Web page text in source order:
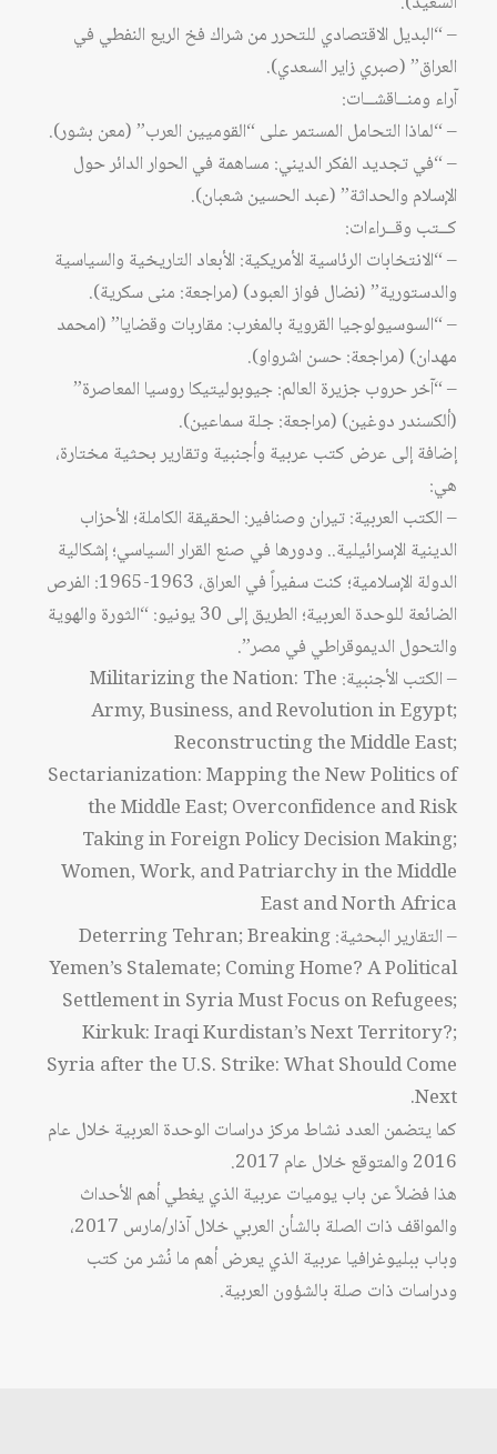
– “البديل الاقتصادي للتحرر من شراك فخ الريع النفطي في
العراق” (صبري زاير السعدي).
آراء ومنــاقشــات:
– “لماذا التحامل المستمر على “القوميين العرب” (معن بشور).
– “في تجديد الفكر الديني: مساهمة في الحوار الدائر حول
الإسلام والحداثة” (عبد الحسين شعبان).
كــتب وقــراءات:
– “الانتخابات الرئاسية الأمريكية: الأبعاد التاريخية والسياسية
والدستورية” (نضال فواز العبود) (مراجعة: منى سكرية).
– “السوسيولوجيا القروية بالمغرب: مقاربات وقضايا” (امحمد
مهدان) (مراجعة: حسن اشرواو).
– “آخر حروب جزيرة العالم: جيوبوليتيكا روسيا المعاصرة”
(ألكسندر دوغين) (مراجعة: جلة سماعين).
إضافة إلى عرض كتب عربية وأجنبية وتقارير بحثية مختارة،
هي:
– الكتب العربية: تيران وصنافير: الحقيقة الكاملة؛ الأحزاب
الدينية الإسرائيلية.. ودورها في صنع القرار السياسي؛ إشكالية
الدولة الإسلامية؛ كنت سفيراً في العراق، 1963-1965: الفرص
الضائعة للوحدة العربية؛ الطريق إلى 30 يونيو: “الثورة والهوية
والتحول الديموقراطي في مصر”.
– الكتب الأجنبية: Militarizing the Nation: The
Army, Business, and Revolution in Egypt;
Reconstructing the Middle East;
Sectarianization: Mapping the New Politics of
the Middle East; Overconfidence and Risk
Taking in Foreign Policy Decision Making;
Women, Work, and Patriarchy in the Middle
East and North Africa
– التقارير البحثية: Deterring Tehran; Breaking
Yemen’s Stalemate; Coming Home? A Political
Settlement in Syria Must Focus on Refugees;
Kirkuk: Iraqi Kurdistan’s Next Territory?;
Syria after the U.S. Strike: What Should Come
Next.
كما يتضمن العدد نشاط مركز دراسات الوحدة العربية خلال عام
2016 والمتوقع خلال عام 2017.
هذا فضلاً عن باب يوميات عربية الذي يغطي أهم الأحداث
والمواقف ذات الصلة بالشأن العربي خلال آذار/مارس 2017،
وباب ببليوغرافيا عربية الذي يعرض أهم ما نُشر من كتب
ودراسات ذات صلة بالشؤون العربية.